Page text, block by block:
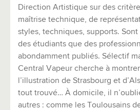
Direction Artistique sur des
maîtrise technique, de
styles, techniques, supports.
des étudiants que des
abondamment publiés. Sélectif
Central Vapeur cherche à
l’illustration de Strasbourg et
tout trouvé… À domicile, il
autres : comme les Toulousains